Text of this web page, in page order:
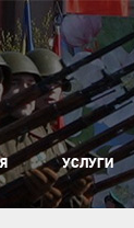
УСЛУГИ